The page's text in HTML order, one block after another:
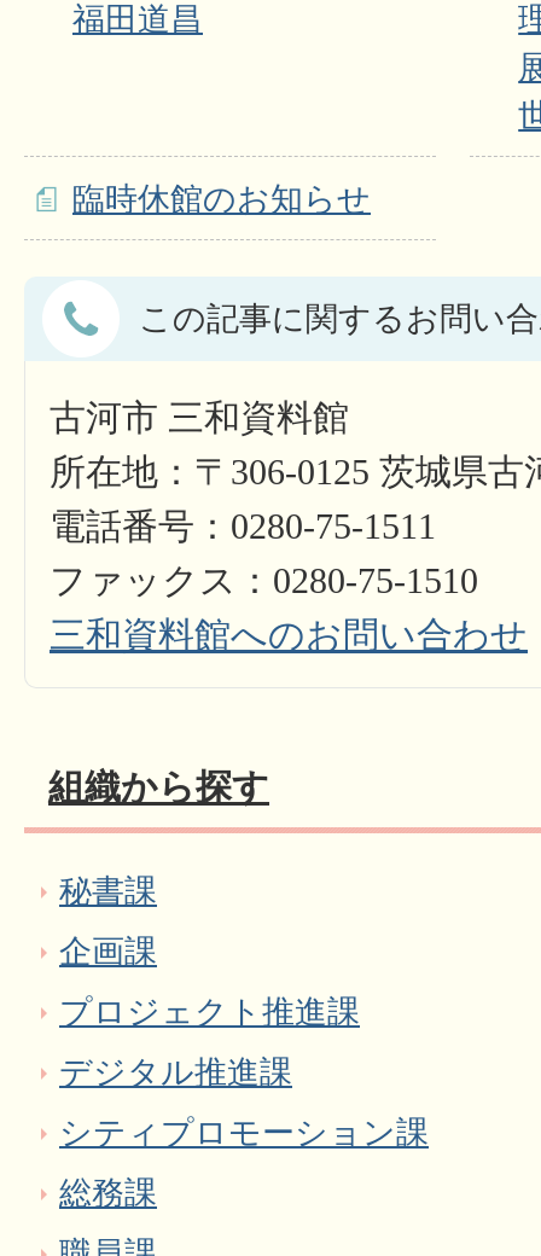
福田道昌
臨時休館のお知らせ
この記事に関するお問い
古河市 三和資料館
所在地：〒306-0125 茨城県古
電話番号：0280-75-1511
ファックス：0280-75-1510
三和資料館へのお問い合わせ
組織から探す
秘書課
企画課
プロジェクト推進課
デジタル推進課
シティプロモーション課
総務課